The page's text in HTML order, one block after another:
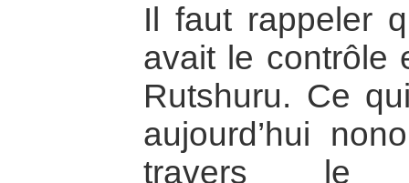
Il faut rappeler
avait le contrôle
Rutshuru. Ce
aujourd’hui
travers le